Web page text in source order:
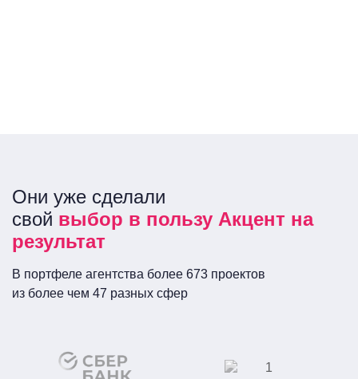
Они уже сделали
свой выбор в пользу Акцент на
результат
В портфеле агентства более 673 проектов
из более чем 47 разных сфер